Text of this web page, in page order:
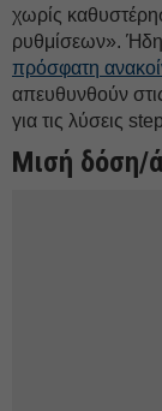
χωρίς
ρυθμίσεων».
πρόσφατη
απευθυνθούν
για τις λύσεις
Μισή δόση/